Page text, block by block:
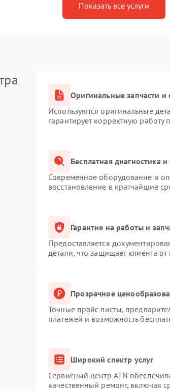
Показать все услуги
Оригинальные запчасти
Используются оригинальные
гарантирует корректную работу
Бесплатная диагностика
Современное оборудование и
восстановление в кратчайшие
Гарантия на работы и
Предоставляется
детали, что защищает клиента
Прозрачное
Точные прайс-листы,
платежей и возможность
Широкий спектр услуг
Сервисный центр ATN
качественный ремонт, включая